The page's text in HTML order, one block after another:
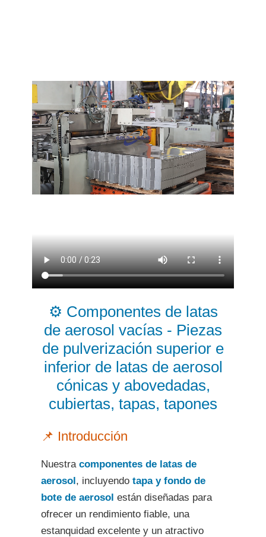
⚙️ Componentes de latas
de aerosol vacías - Piezas
de pulverización superior e
inferior de latas de aerosol
cónicas y abovedadas,
cubiertas, tapas, tapones
📌 Introducción
Nuestra componentes de latas de
aerosol, incluyendo tapa y fondo de
bote de aerosol están diseñadas para
ofrecer un rendimiento fiable, una
estanquidad excelente y un atractivo